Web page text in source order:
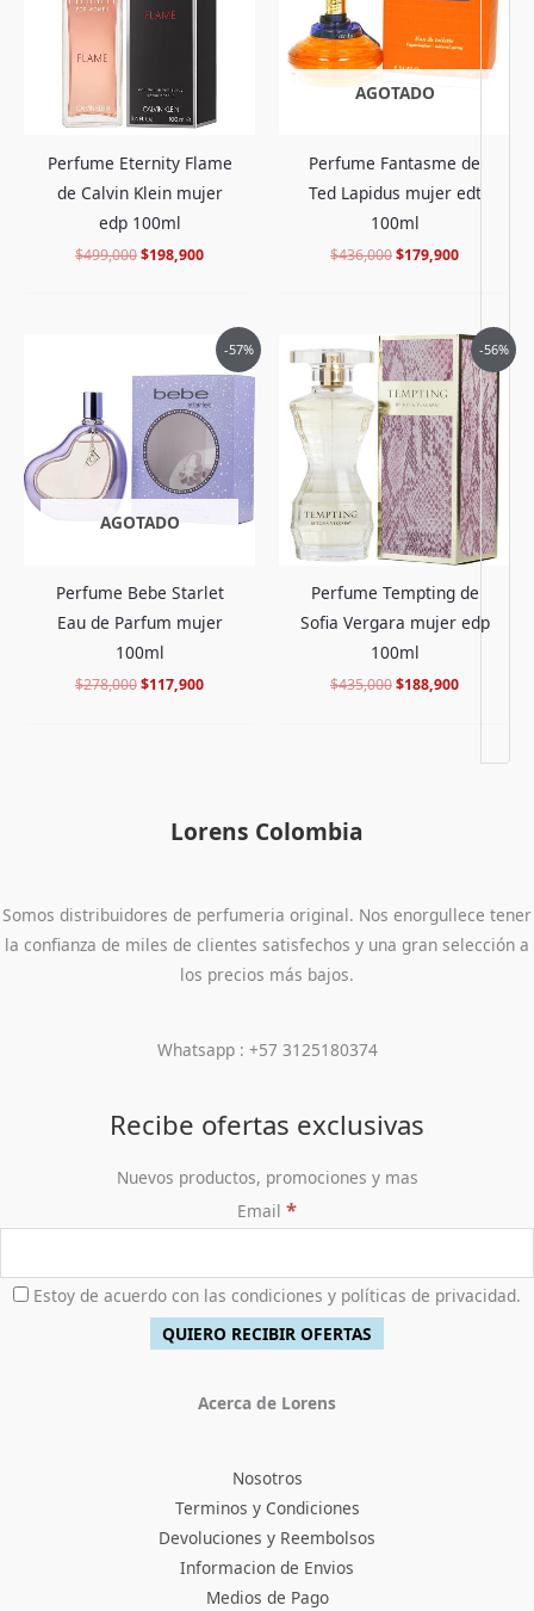
Perfume Eternity Flame
de Calvin Klein mujer
edp 100ml
$499,000$198,900
AGOTADO
Perfume Fantasme de
Ted Lapidus mujer edt
100ml
$436,000$179,900
-57%
AGOTADO
Perfume Bebe Starlet
Eau de Parfum mujer
100ml
$278,000
original
era:
$278,000.
$117,900
precio
actual
es:
$117,900.
-56%
Perfume Tempting de
Sofia Vergara mujer edp
100ml
$435,000
El
precio
original
era:
$435,000.
$188,900
El
precio
actual
es:
$188,900.
Lorens Colombia
Somos distribuidores de perfumeria original. Nos enorgullece tener
la confianza de miles de clientes satisfechos y una gran selección a
los precios más bajos.
Whatsapp : +57 3125180374
Recibe ofertas exclusivas
Nuevos productos, promociones y mas
Email *
Estoy de acuerdo con las condiciones y políticas de privacidad.
Acerca de Lorens
Nosotros
Terminos y Condiciones
Devoluciones y Reembolsos
Informacion de Envios
Medios de Pago